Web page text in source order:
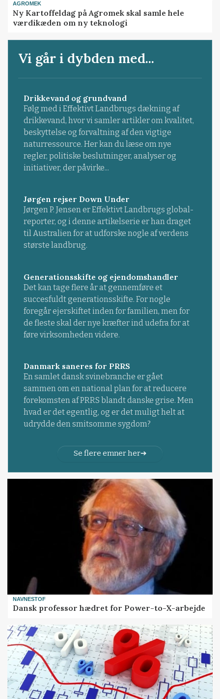
AGROMEK
Ny Kartoffeldag på Agromek skal samle hele
værdikæden om ny teknologi
Vi går i dybden med...
Drikkevand og grundvand
Følg med i Effektivt Landbrugs dækning af
drikkevand, hvor vi samler artikler om kvalitet,
beskyttelse og forvaltning af den vigtige
naturressource. Her kan du læse om nye
regler, politiske beslutninger, analyser og
initiativer, der påvirke...
Jørgen rejser Down Under
Jørgen P. Jensen er Effektivt Landbrugs global-
reporter, og i denne artikelserie er han draget
til Australien for at udforske nogle af verdens
største landbrug.
Generationsskifte og ejendomshandler
Det kan tage flere år at gennemføre et
succesfuldt generationsskifte. For nogle
foregår ejerskiftet inden for familien, men for
de fleste skal der nye kræfter ind udefra for at
føre virksomheden videre.
Danmark saneres for PRRS
En samlet dansk svinebranche er gået
sammen om en national plan for at reducere
forekomsten af PRRS blandt danske grise. Men
hvad er det egentlig, og er det muligt helt at
udrydde den smitsomme sygdom?
Se flere emner her
NAVNESTOF
Dansk professor hædret for Power-to-X-arbejde